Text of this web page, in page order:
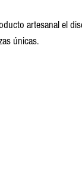
artesanal el
únicas.